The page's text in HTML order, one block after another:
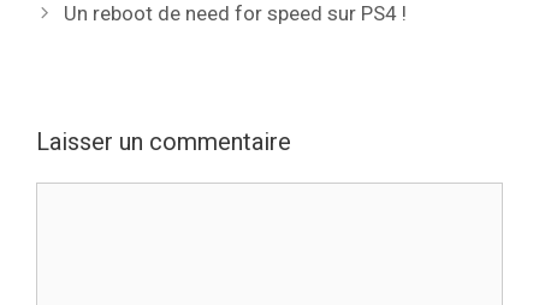
Un reboot de need for speed sur PS4 !
Laisser un commentaire